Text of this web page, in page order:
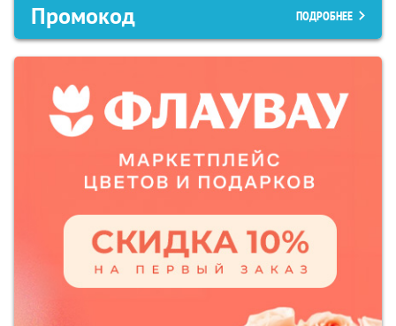
Промокод ПОДРОБНЕЕ